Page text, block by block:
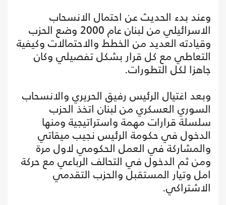
وعند بدء الحديث عن احتمال الانسحاب
الاسرائيلي من لبنان عام 2000 وضع الحزب
وقيادته العديد من الخطط والاحتمالات وكيفية
التعاطي مع كل قرار بشكل تفصيلي وكان
جاهزا لكل التطورات.
وبعد اغتيال الرئيس رفيق الحريري والانسحاب
السوري العسكري من لبنان اتخذ الحزب
سلسلة قرارات مهمة واستراتيجية ومنها
الدخول في حكومة الرئيس نجيب ميقاتي
والمشاركة في العمل الحكومي لاول مرة
ومن ثم الدخول في التحالف الرباعي مع حركة
امل وتيار المستقبل والحزب التقدمي
الاشتراكي.